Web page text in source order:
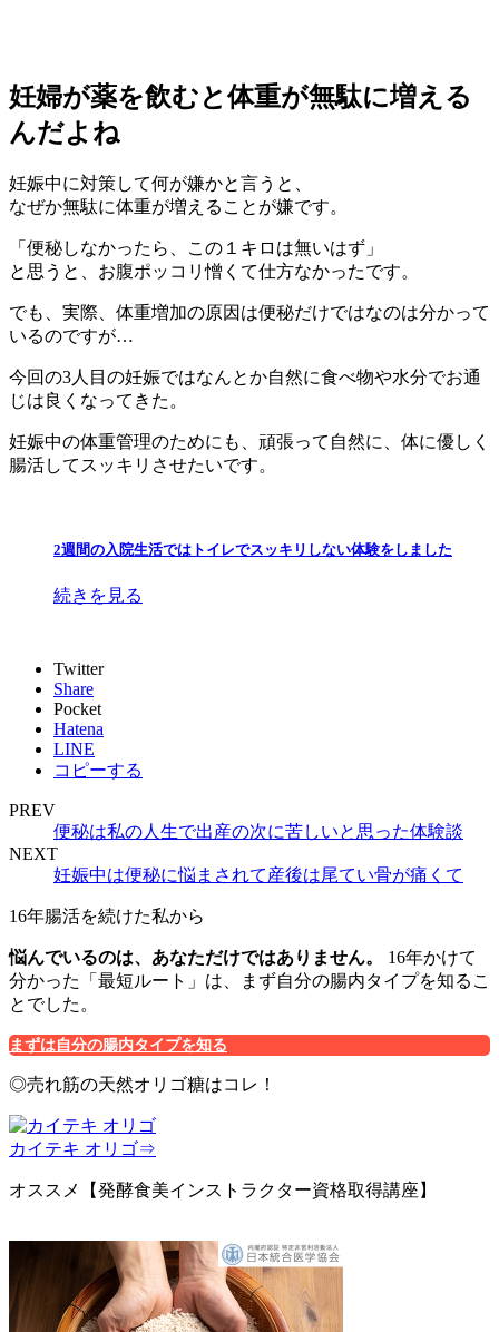
妊婦が薬を飲むと体重が無駄に増える
んだよね
妊娠中に対策して何が嫌かと言うと、
なぜか無駄に体重が増えることが嫌です。
「便秘しなかったら、この１キロは無いはず」
と思うと、お腹ポッコリ憎くて仕方なかったです。
でも、実際、体重増加の原因は便秘だけではなのは分かって
いるのですが…
今回の3人目の妊娠ではなんとか自然に食べ物や水分でお通
じは良くなってきた。
妊娠中の体重管理のためにも、頑張って自然に、体に優しく
腸活してスッキリさせたいです。
2週間の入院生活ではトイレでスッキリしない体験をしました
続きを見る
Twitter
Share
Pocket
Hatena
LINE
コピーする
PREV
便秘は私の人生で出産の次に苦しいと思った体験談
NEXT
妊娠中は便秘に悩まされて産後は尾てい骨が痛くて
16年腸活を続けた私から
悩んでいるのは、あなただけではありません。
16年かけて
分かった「最短ルート」は、まず自分の腸内タイプを知るこ
とでした。
まずは自分の腸内タイプを知る
◎売れ筋の天然オリゴ糖はコレ！
カイテキ オリゴ⇒
オススメ【発酵食美インストラクター資格取得講座】